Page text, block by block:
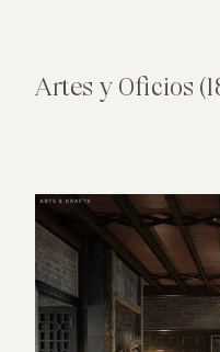
Artes y Oficios